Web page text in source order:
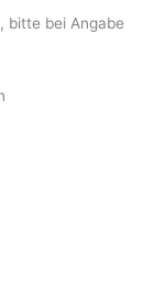
bitte bei Angabe